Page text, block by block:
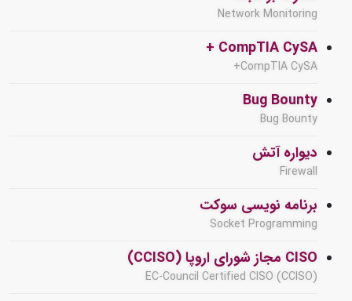
Network Monitoring
CompTIA CySA +
CompTIA CySA+
Bug Bounty
Bug Bounty
دیواره آتش
Firewall
برنامه نویسی سوکت
Socket Programming
CISO مجاز شورای اروپا (CCISO)
EC-Council Certified CISO (CCISO)